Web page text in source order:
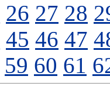
26 27 28
45 46 47
59 60 61